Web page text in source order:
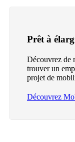
Prêt à
Découvrez de
trouver un
projet de
Découvrez